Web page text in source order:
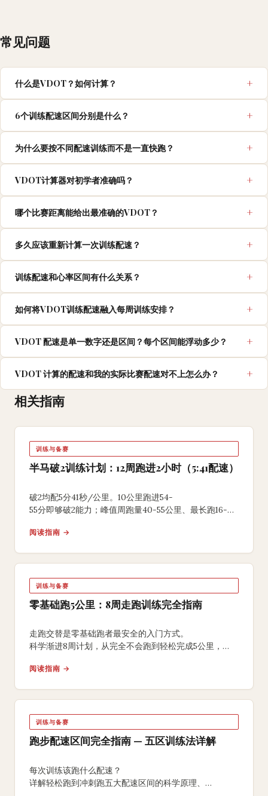
常见问题
什么是VDOT？如何计算？
6个训练配速区间分别是什么？
为什么要按不同配速训练而不是一直快跑？
VDOT计算器对初学者准确吗？
哪个比赛距离能给出最准确的VDOT？
多久应该重新计算一次训练配速？
训练配速和心率区间有什么关系？
如何将VDOT训练配速融入每周训练安排？
VDOT 配速是单一数字还是区间？每个区间能浮动多少？
VDOT 计算的配速和我的实际比赛配速对不上怎么办？
相关指南
训练与备赛
半马破2训练计划：12周跑进2小时（5:41配速）
破2均配5分41秒/公里。10公里跑进54-
55分即够破2能力；峰值周跑量40-55公里、最长跑16-
阅读指南 →
训练与备赛
零基础跑5公里：8周走跑训练完全指南
走跑交替是零基础跑者最安全的入门方式。
科学渐进8周计划，从完全不会跑到轻松完成5公里，
国产跑鞋推荐和雾霾天替代方案。
阅读指南 →
训练与备赛
跑步配速区间完全指南 — 五区训练法详解
每次训练该跑什么配速？
详解轻松跑到冲刺跑五大配速区间的科学原理、